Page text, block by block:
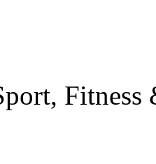
Fitness